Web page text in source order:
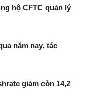
hộ CFTC quản lý
năm nay, tác
giảm còn 14,2